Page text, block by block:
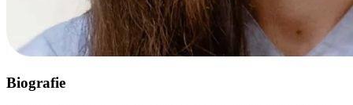
Biografie